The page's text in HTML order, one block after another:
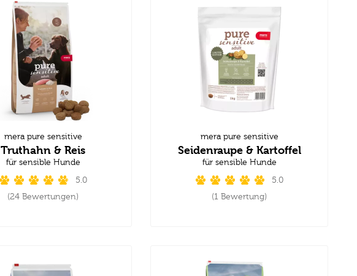
mera pure sensitive
Truthahn & Reis
für sensible Hunde
5.0
(24 Bewertungen)
mera pure sensitive
Seidenraupe & Kartoffel
für sensible Hunde
5.0
(1 Bewertung)